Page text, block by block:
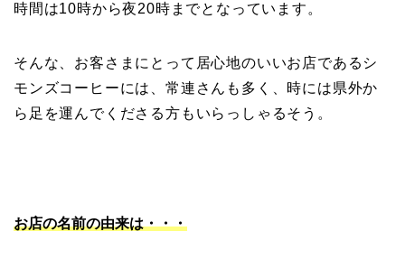
時間は10時から夜20時までとなっています。
そんな、お客さまにとって居心地のいいお店であるシ
モンズコーヒーには、常連さんも多く、時には県外か
ら足を運んでくださる方もいらっしゃるそう。
お店の名前の由来は・・・